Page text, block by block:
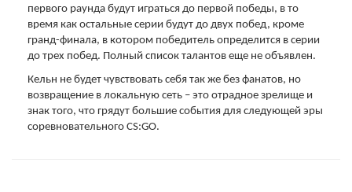
первого раунда будут играться до первой победы, в то
время как остальные серии будут до двух побед, кроме
гранд-финала, в котором победитель определится в серии
до трех побед. Полный список талантов еще не объявлен.
Кельн не будет чувствовать себя так же без фанатов, но
возвращение в локальную сеть – это отрадное зрелище и
знак того, что грядут большие события для следующей эры
соревновательного CS:GO.